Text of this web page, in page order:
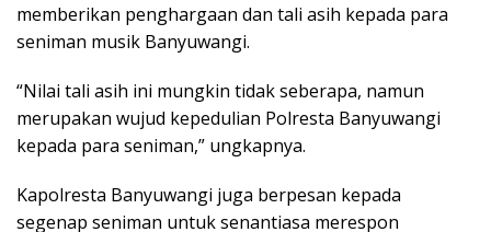
memberikan penghargaan dan tali asih kepada para
seniman musik Banyuwangi.
“Nilai tali asih ini mungkin tidak seberapa, namun
merupakan wujud kepedulian Polresta Banyuwangi
kepada para seniman,” ungkapnya.
Kapolresta Banyuwangi juga berpesan kepada
segenap seniman untuk senantiasa merespon